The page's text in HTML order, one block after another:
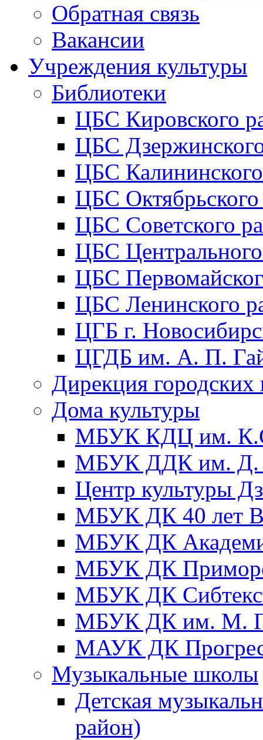
Обратная связь
Вакансии
Учреждения культуры
Библиотеки
ЦБС Кировского
ЦБС
ЦБС
ЦБС
ЦБС Советского
ЦБС
ЦБС
ЦБС Ленинского
ЦГБ г.
ЦГДБ им. А. П.
Дирекция городских
Дома культуры
МБУК КДЦ им.
МБУК ДДК им. Д.
Центр культуры
МБУК ДК 40 лет
МБУК ДК
МБУК ДК
МБУК ДК
МБУК ДК им. М.
МАУК ДК
Музыкальные школы
Детская
район)